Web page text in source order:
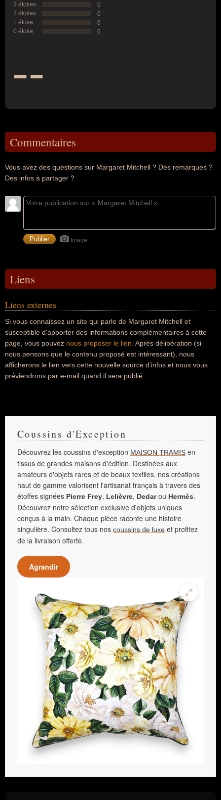
3 étoiles
0
2 étoiles
0
1 étoile
0
0 étoile
0
--
Commentaires
Vous avez des questions sur Margaret Mitchell ? Des remarques ?
Des infos à partager ?
Image
Liens
Liens externes
Si vous connaissez un site qui parle de Margaret Mitchell et
susceptible d'apporter des informations complémentaires à cette
page, vous pouvez nous proposer le lien . Après délibération (si
nous pensons que le contenu proposé est intéressant), nous
afficherons le lien vers cette nouvelle source d'infos et nous vous
préviendrons par e-mail quand il sera publié.
Coussins d'Exception
Découvrez les coussins d'exception MAISON TRAMIS en
tissus de grandes maisons d'édition. Destinées aux
amateurs d'objets rares et de beaux textiles, nos créations
haut de gamme valorisent l'artisanat français à travers des
étoffes signées Pierre Frey, Lelièvre, Dedarou Hermès.
Découvrez notre sélection exclusive d'objets uniques
conçus à la main. Chaque pièce raconte une histoire
singulière. Consultez tous nos coussins de luxe et profitez
de la livraison offerte.
Agrandir